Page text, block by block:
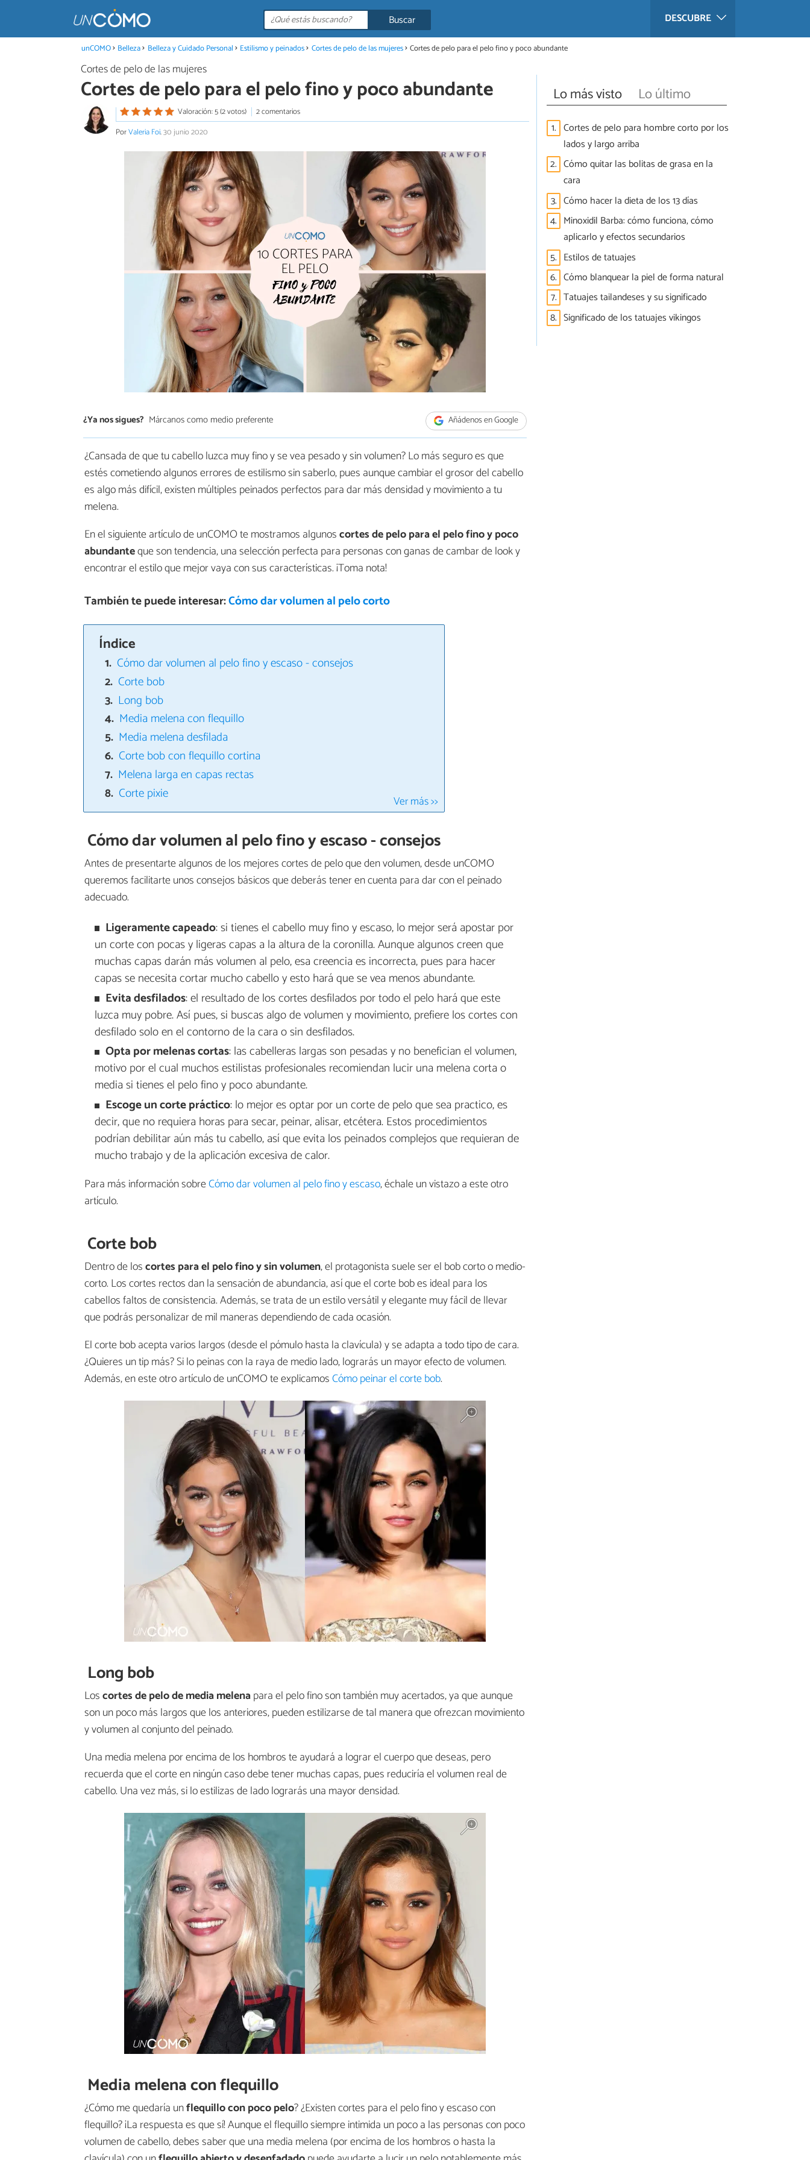
DESCUBRE
Buscar
unCOMO Belleza Belleza y Cuidado Personal Estilismo y peinados Cortes de pelo de las mujeres Cortes de pelo para el pelo fino y poco abundante
Cortes de pelo de las mujeres
Cortes de pelo para el pelo fino y poco abundante
Valoración: 5 (2 votos)
2 comentarios
PorValeria Foi.30 junio 2020
¿Ya nos sigues? Márcanos como medio preferente Añádenos en Google
¿Cansada de que tu cabello luzca muy fino y se vea pesado y sin volumen? Lo más seguro es que
estés cometiendo algunos errores de estilismo sin saberlo, pues aunque cambiar el grosor del cabello
es algo más difícil, existen múltiples peinados perfectos para dar más densidad y movimiento a tu
melena.
En el siguiente artículo de unCOMO te mostramos algunoscortes de pelo para el pelo fino y poco
abundanteque son tendencia, una selección perfecta para personas con ganas de cambar de look y
encontrar el estilo que mejor vaya con sus características. ¡Toma nota!
También te puede interesar:Cómo dar volumen al pelo corto
Índice
Cómo dar volumen al pelo fino y escaso - consejos
Corte bob
Long bob
Media melena con flequillo
Media melena desfilada
Corte bob con flequillo cortina
Melena larga en capas rectas
Corte pixie
Ver más >>
Cómo dar volumen al pelo fino y escaso - consejos
Antes de presentarte algunos de los mejores cortes de pelo que den volumen, desde unCOMO
queremos facilitarte unos consejos básicos que deberás tener en cuenta para dar con el peinado
adecuado.
Ligeramente capeado: si tienes el cabello muy fino y escaso, lo mejor será apostar por
un corte con pocas y ligeras capas a la altura de la coronilla. Aunque algunos creen que
muchas capas darán más volumen al pelo, esa creencia es incorrecta, pues para hacer
capas se necesita cortar mucho cabello y esto hará que se vea menos abundante.
Evita desfilados: el resultado de los cortes desfilados por todo el pelo hará que este
luzca muy pobre. Así pues, si buscas algo de volumen y movimiento, prefiere los cortes con
desfilado solo en el contorno de la cara o sin desfilados.
Opta por melenas cortas: las cabelleras largas son pesadas y no benefician el volumen,
motivo por el cual muchos estilistas profesionales recomiendan lucir una melena corta o
media si tienes el pelo fino y poco abundante.
Escoge un corte práctico: lo mejor es optar por un corte de pelo que sea practico, es
decir, que no requiera horas para secar, peinar, alisar, etcétera. Estos procedimientos
podrían debilitar aún más tu cabello, así que evita los peinados complejos que requieran de
mucho trabajo y de la aplicación excesiva de calor.
Para más información sobreCómo dar volumen al pelo fino y escaso, échale un vistazo a este otro
artículo.
Corte bob
Dentro de loscortes para el pelo fino y sin volumen, el protagonista suele ser el bob corto o medio-
corto. Los cortes rectos dan la sensación de abundancia, así que el corte bob es ideal para los
cabellos faltos de consistencia. Además, se trata de un estilo versátil y elegante muy fácil de llevar
que podrás personalizar de mil maneras dependiendo de cada ocasión.
El corte bob acepta varios largos (desde el pómulo hasta la clavícula) y se adapta a todo tipo de cara.
¿Quieres un tip más? Si lo peinas con la raya de medio lado, lograrás un mayor efecto de volumen.
Además, en este otro artículo de unCOMO te explicamosCómo peinar el corte bob.
Long bob
Loscortes de pelo de media melenapara el pelo fino son también muy acertados, ya que aunque
son un poco más largos que los anteriores, pueden estilizarse de tal manera que ofrezcan movimiento
y volumen al conjunto del peinado.
Una media melena por encima de los hombros te ayudará a lograr el cuerpo que deseas, pero
recuerda que el corte en ningún caso debe tener muchas capas, pues reduciría el volumen real de
cabello. Una vez más, si lo estilizas de lado lograrás una mayor densidad.
Media melena con flequillo
¿Cómo me quedaría unflequillo con poco pelo? ¿Existen cortes para el pelo fino y escaso con
flequillo? ¡La respuesta es que sí! Aunque el flequillo siempre intimida un poco a las personas con poco
volumen de cabello, debes saber que una media melena (por encima de los hombros o hasta la
Lo más visto Lo último
1. Cortes de pelo para hombre corto por los
lados y largo arriba
2. Cómo quitar las bolitas de grasa en la
cara
3. Cómo hacer la dieta de los 13 días
4. Minoxidil Barba: cómo funciona, cómo
aplicarlo y efectos secundarios
5. Estilos de tatuajes
6. Cómo blanquear la piel de forma natural
7. Tatuajes tailandeses y su significado
8. Significado de los tatuajes vikingos